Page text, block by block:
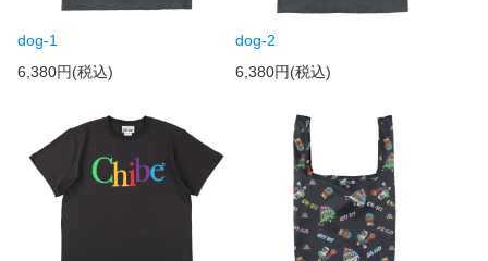
dog-1
6,380円(税込)
dog-2
6,380円(税込)